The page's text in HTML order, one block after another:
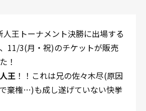
都八王子市南町3-8 第2原嶋ビル1F
Tel/Fax：042-622-7222
14:00〜22:00 / 日・祝 14:00〜19:00
人王トーナメント決勝に出場する
11/3(月・祝)のチケットが販売
！
王 ！！これは兄の佐々木尽(原因
棄権…)も成し遂げていない快挙